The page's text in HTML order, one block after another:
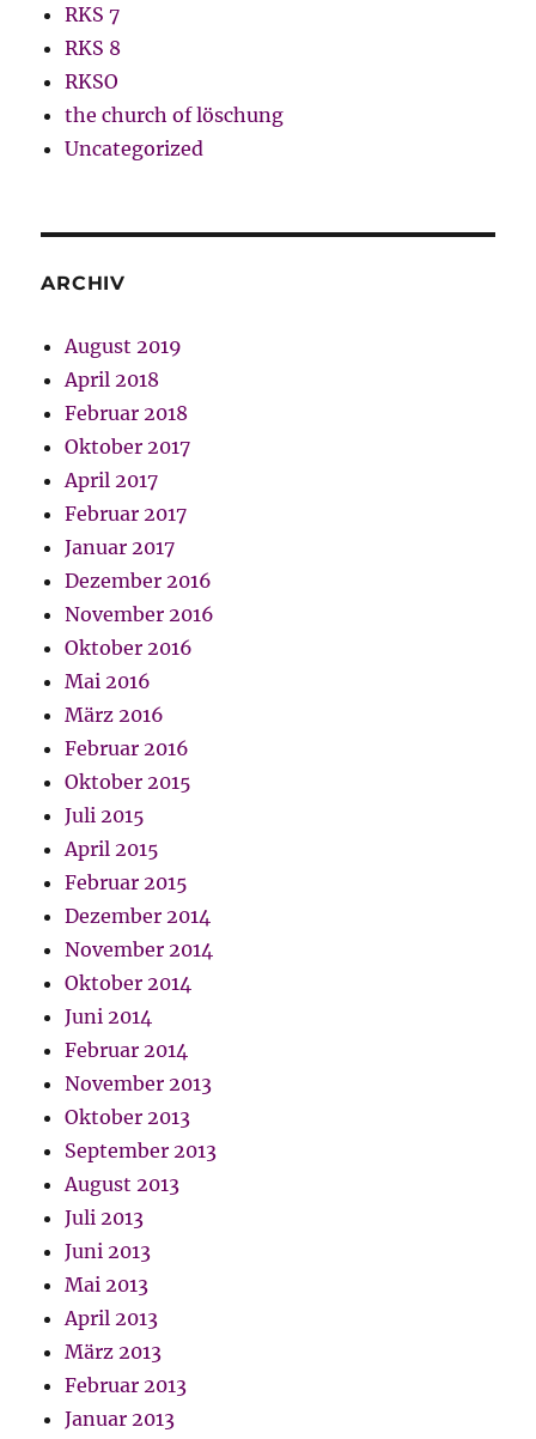
RKS 7
RKS 8
RKSO
the church of löschung
Uncategorized
ARCHIV
August 2019
April 2018
Februar 2018
Oktober 2017
April 2017
Februar 2017
Januar 2017
Dezember 2016
November 2016
Oktober 2016
Mai 2016
März 2016
Februar 2016
Oktober 2015
Juli 2015
April 2015
Februar 2015
Dezember 2014
November 2014
Oktober 2014
Juni 2014
Februar 2014
November 2013
Oktober 2013
September 2013
August 2013
Juli 2013
Juni 2013
Mai 2013
April 2013
März 2013
Februar 2013
Januar 2013